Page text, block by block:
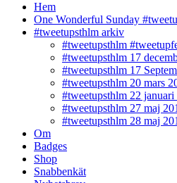
Hem
One Wonderful Sunday
#tweetupsthlm arkiv
#tweetupsthlm
#tweetupsthlm 17
#tweetupsthlm 17
#tweetupsthlm 20 mars
#tweetupsthlm 22
#tweetupsthlm 27 maj
#tweetupsthlm 28 maj
Om
Badges
Shop
Snabbenkät